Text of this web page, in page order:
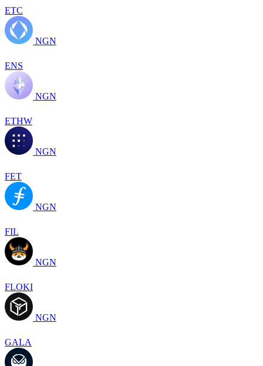
ETC
NGN
ENS
NGN
ETHW
NGN
FET
NGN
FIL
NGN
FLOKI
NGN
GALA